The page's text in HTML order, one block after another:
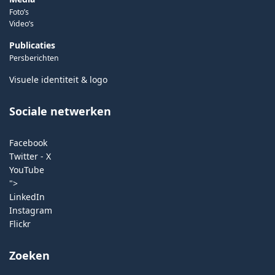
Foto’s
Video’s
Publicaties
Persberichten
Visuele identiteit & logo
Sociale netwerken
Facebook
Twitter - X
YouTube
">
LinkedIn
Instagram
Flickr
Zoeken